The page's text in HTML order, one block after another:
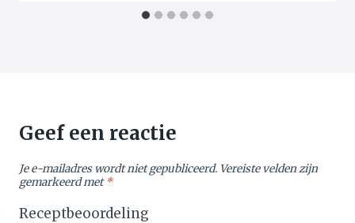
Geef een reactie
Je e-mailadres wordt niet gepubliceerd. Vereiste velden zijn
gemarkeerd met*
Receptbeoordeling